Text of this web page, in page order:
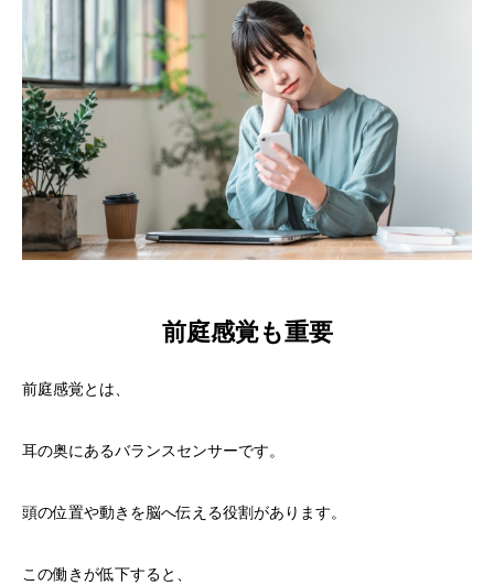
前庭感覚も重要
前庭感覚とは、
耳の奥にあるバランスセンサーです。
頭の位置や動きを脳へ伝える役割があります。
この働きが低下すると、